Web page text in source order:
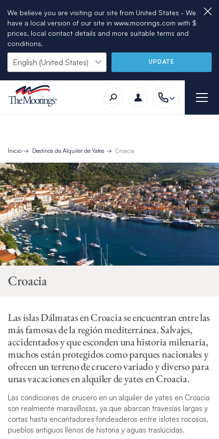
We believe you are visiting our site from United States - We
have a local version of our site in www.moorings.com with $
prices, local contact details and more suitable terms and
conditions.
UPDATE
Inicio Destinos de Alquiler de Yates Croacia
Croacia
Las islas Dálmatas en Croacia se encuentran entre las
más famosas de la región mediterránea. Salvajes,
accidentados y que esconden una historia milenaria,
muchos están protegidos como parques nacionales y
ofrecen un terreno de crucero variado y diverso para
unas vacaciones en alquiler de yates en Croacia.
Las condiciones de crucero en un alquiler de yates en Croacia
son realmente maravillosas, ya que abarcan travesías largas y
cortas hasta encantadores fondeaderos entre islotes rocosos,
pueblos antiguos llenos de historia y aguas traslúcidas.